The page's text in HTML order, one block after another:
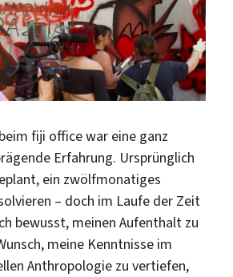
fiji office war eine ganz
Erfahrung. Ursprünglich
ein zwölfmonatiges
– doch im Laufe der Zeit
bewusst, meinen Aufenthalt zu
meine Kenntnisse im
Anthropologie zu vertiefen,